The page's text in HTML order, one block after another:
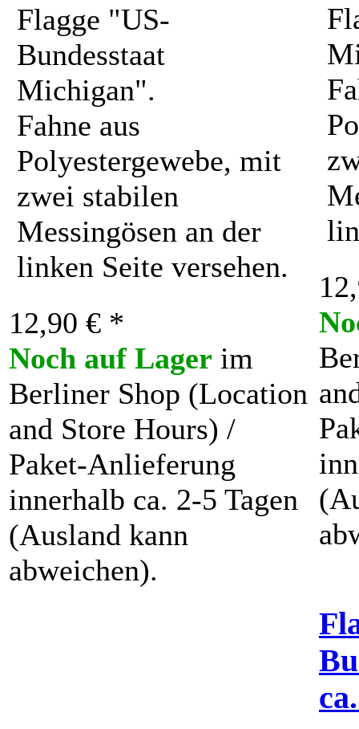
Flagge "US-
Bundesstaat
Michigan".
Fahne aus
Polyestergewebe, mit
zwei stabilen
Messingösen an der
linken Seite versehen.
12,90 € *
Noch auf Lager im
Berliner Shop (Location
and Store Hours) /
Paket-Anlieferung
innerhalb ca. 2-5 Tagen
(Ausland kann
abweichen).